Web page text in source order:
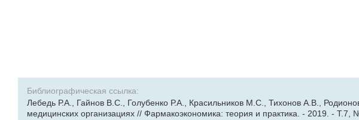
Библиографическая ссылка:
Лебедь Р.А., Гайнов В.С., Голубенко Р.А., Красильников М.С., Тихонов А.В.,
медицинских организациях // Фармакоэкономика: теория и практика. - 2019. -